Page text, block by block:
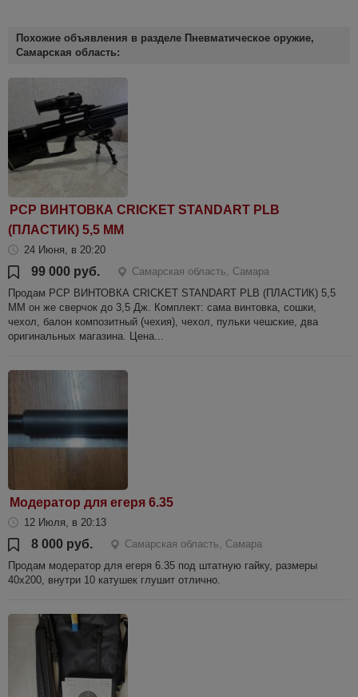
Похожие объявления в разделе Пневматическое оружие,
Самарская область:
PCP ВИНТОВКА CRICKET STANDART PLB
(ПЛАСТИК) 5,5 ММ
24 Июня, в 20:20
99 000 руб.
Самарская область, Самара
Продам PCP ВИНТОВКА CRICKET STANDART PLB (ПЛАСТИК) 5,5
ММ он же сверчок до 3,5 Дж. Комплект: сама винтовка, сошки,
чехол, балон композитный (чехия), чехол, пульки чешские, два
оригинальных магазина. Цена...
Модератор для егеря 6.35
12 Июля, в 20:13
8 000 руб.
Самарская область, Самара
Продам модератор для егеря 6.35 под штатную гайку, размеры
40х200, внутри 10 катушек глушит отлично.